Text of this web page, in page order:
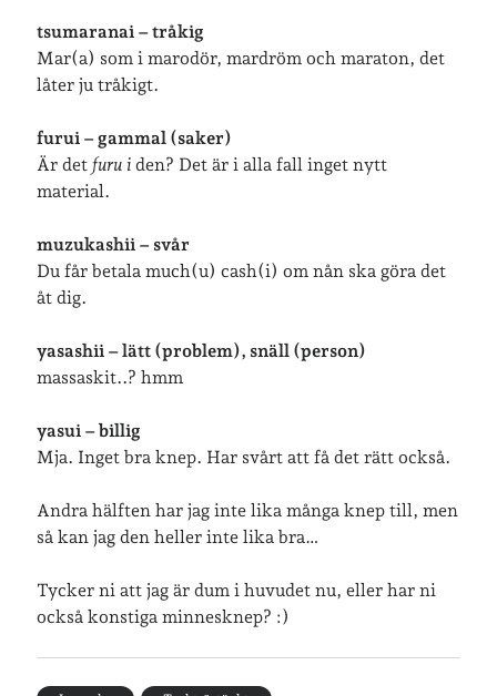
tsumaranai – tråkig
Mar(a) som i marodör, mardröm och maraton, det
låter ju tråkigt.
furui – gammal (saker)
Är detfuru i den? Det är i alla fall inget nytt
material.
muzukashii – svår
Du får betala much(u) cash(i) om nån ska göra det
åt dig.
yasashii – lätt (problem), snäll (person)
massaskit..? hmm
yasui – billig
Mja. Inget bra knep. Har svårt att få det rätt också.
Andra hälften har jag inte lika många knep till, men
så kan jag den heller inte lika bra…
Tycker ni att jag är dum i huvudet nu, eller har ni
också konstiga minnesknep? :)